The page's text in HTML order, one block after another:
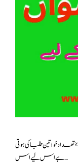
تعلیم نسواں سالِ دوئم کا سب سے اہم مضمون ہے 50٪ تعداد خواتین طلبا کی ہوتی
ہے اس لیے اس …